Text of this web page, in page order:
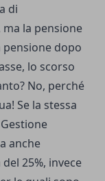
di
la pensione
pensione dopo
lo scorso
No, perché
Se la stessa
anche
25%, invece